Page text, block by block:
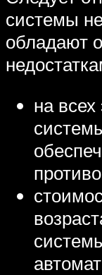
системы
обладают
на